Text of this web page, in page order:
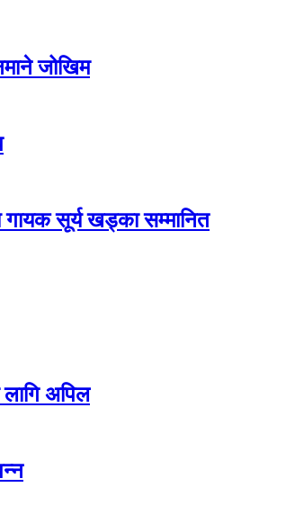
जोखिम
सूर्य खड्का सम्मानित
लागि अपिल